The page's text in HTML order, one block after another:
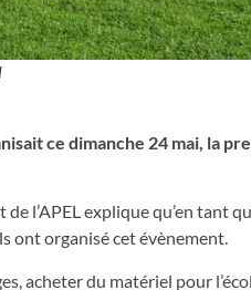
ce dimanche 24 mai, la
l’APEL explique qu’en tant
ont organisé cet évènement.
acheter du matériel pour